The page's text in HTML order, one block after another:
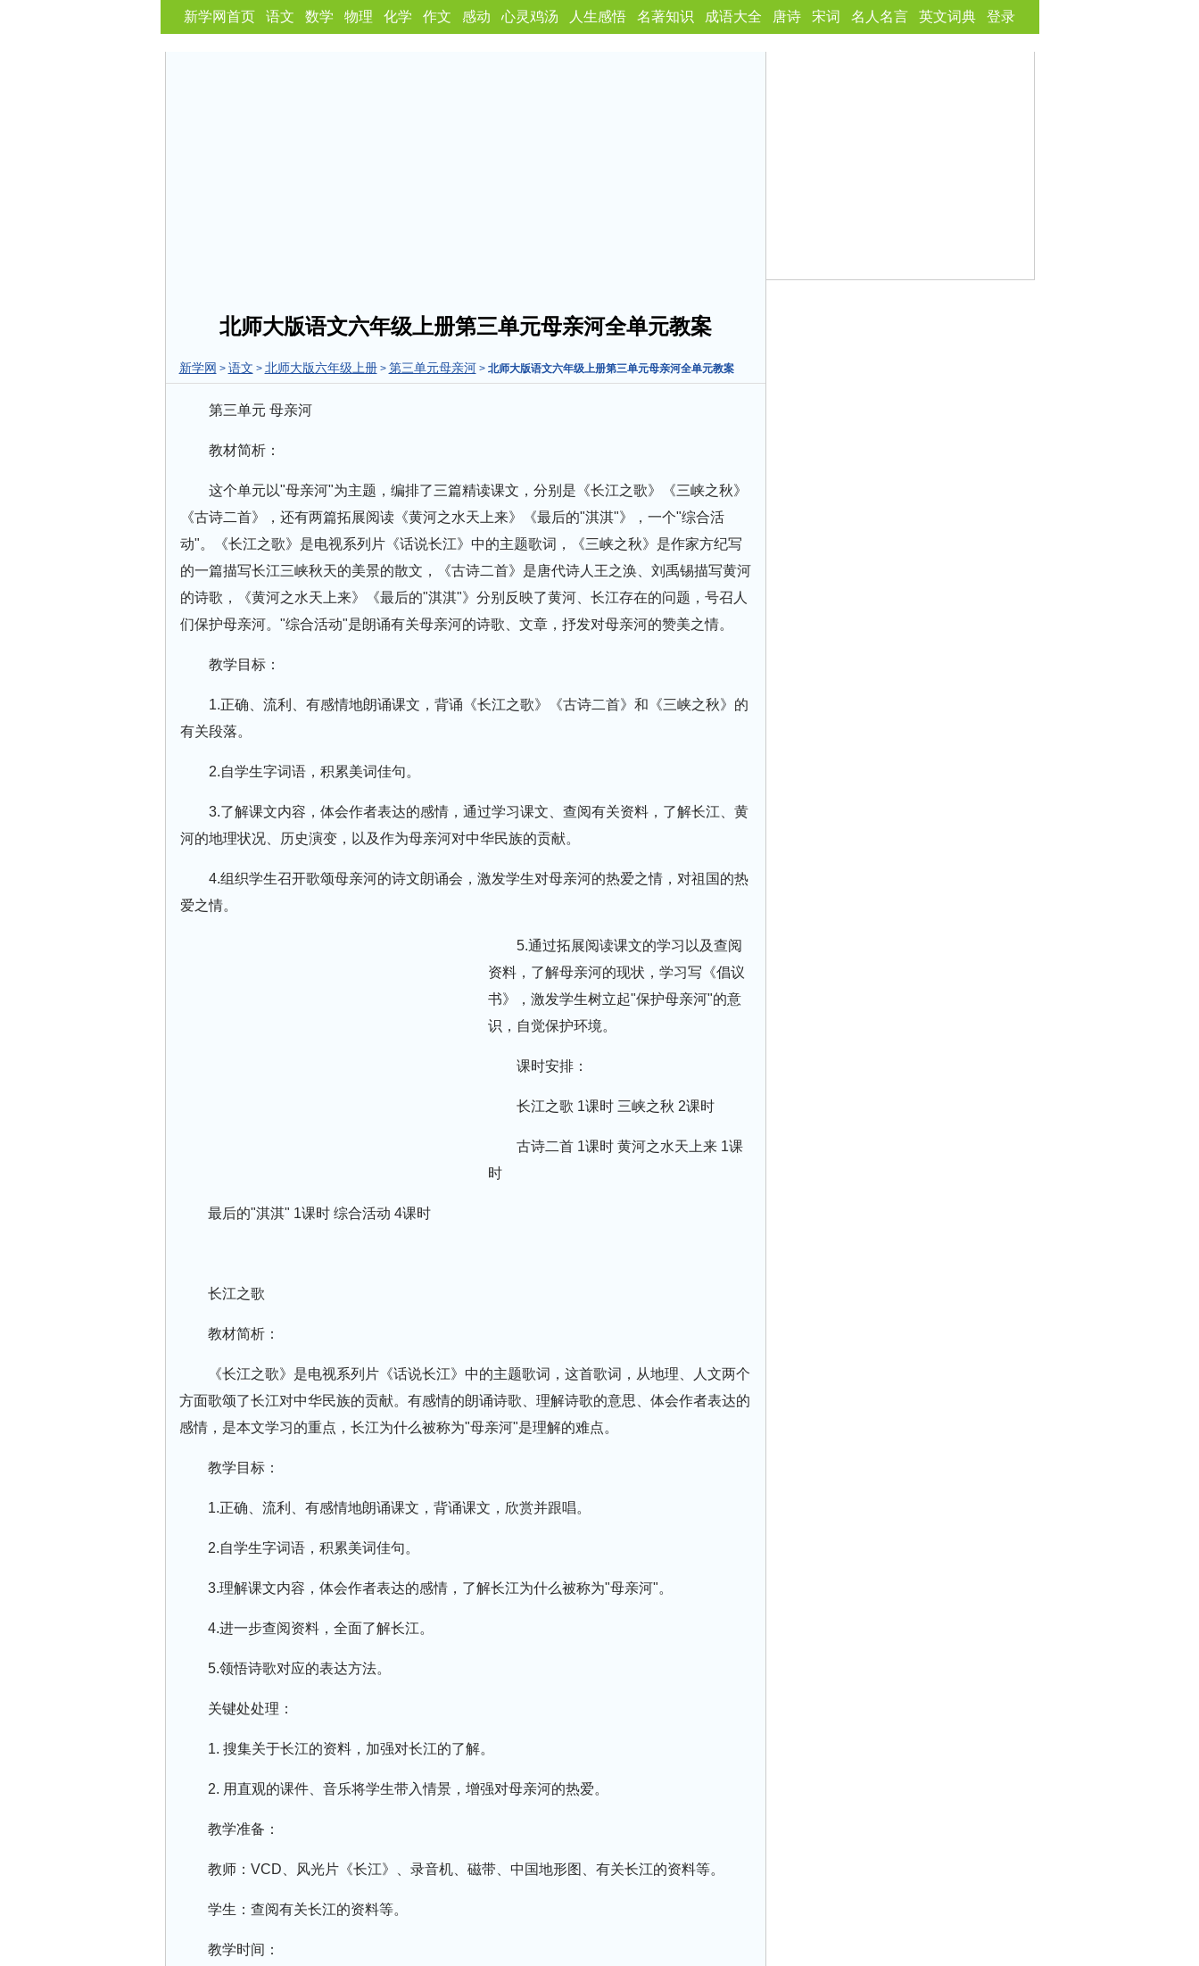
新学网首页 语文 数学 物理 化学 作文 感动 心灵鸡汤 人生感悟 名著知识 成语大全 唐诗 宋词 名人名言 英文词典 登录
北师大版语文六年级上册第三单元母亲河全单元教案
新学网 > 语文 > 北师大版六年级上册> 第三单元母亲河 > 北师大版语文六年级上册第三单元母亲河全单元教案
第三单元 母亲河
教材简析：
这个单元以"母亲河"为主题，编排了三篇精读课文，分别是《长江之歌》《三峡之秋》
《古诗二首》，还有两篇拓展阅读《黄河之水天上来》《最后的"淇淇"》，一个"综合活
动"。《长江之歌》是电视系列片《话说长江》中的主题歌词，《三峡之秋》是作家方纪写
的一篇描写长江三峡秋天的美景的散文，《古诗二首》是唐代诗人王之涣、刘禹锡描写黄河
的诗歌，《黄河之水天上来》《最后的"淇淇"》分别反映了黄河、长江存在的问题，号召人
们保护母亲河。"综合活动"是朗诵有关母亲河的诗歌、文章，抒发对母亲河的赞美之情。
教学目标：
1.正确、流利、有感情地朗诵课文，背诵《长江之歌》《古诗二首》和《三峡之秋》的
有关段落。
2.自学生字词语，积累美词佳句。
3.了解课文内容，体会作者表达的感情，通过学习课文、查阅有关资料，了解长江、黄
河的地理状况、历史演变，以及作为母亲河对中华民族的贡献。
4.组织学生召开歌颂母亲河的诗文朗诵会，激发学生对母亲河的热爱之情，对祖国的热
爱之情。
5.通过拓展阅读课文的学习以及查阅
资料，了解母亲河的现状，学习写《倡议
书》，激发学生树立起"保护母亲河"的意
识，自觉保护环境。
课时安排：
长江之歌 1课时 三峡之秋 2课时
古诗二首 1课时 黄河之水天上来 1课
时
最后的"淇淇" 1课时 综合活动 4课时
长江之歌
教材简析：
《长江之歌》是电视系列片《话说长江》中的主题歌词，这首歌词，从地理、人文两个
方面歌颂了长江对中华民族的贡献。有感情的朗诵诗歌、理解诗歌的意思、体会作者表达的
感情，是本文学习的重点，长江为什么被称为"母亲河"是理解的难点。
教学目标：
1.正确、流利、有感情地朗诵课文，背诵课文，欣赏并跟唱。
2.自学生字词语，积累美词佳句。
3.理解课文内容，体会作者表达的感情，了解长江为什么被称为"母亲河"。
4.进一步查阅资料，全面了解长江。
5.领悟诗歌对应的表达方法。
关键处处理：
1. 搜集关于长江的资料，加强对长江的了解。
2. 用直观的课件、音乐将学生带入情景，增强对母亲河的热爱。
教学准备：
教师：VCD、风光片《长江》、录音机、磁带、中国地形图、有关长江的资料等。
学生：查阅有关长江的资料等。
教学时间：